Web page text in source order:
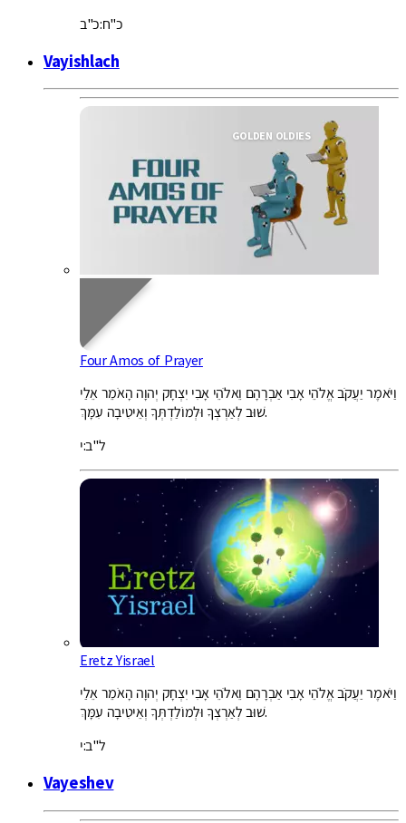
כ"ח:כ"ב
Vayishlach
GOLDEN OLDIES
Four Amos of Prayer
וַיֹּאמֶר יַעֲקֹב אֱלֹהֵי אָבִי אַבְרָהָם וֵאלֹהֵי אָבִי יִצְחָק יְהוָה הָאֹמֵר אֵלַי
שׁוּב לְאַרְצְךָ וּלְמוֹלַדְתְּךָ וְאֵיטִיבָה עִמָּךְ.
ל"ב:י
Eretz Yisrael
וַיֹּאמֶר יַעֲקֹב אֱלֹהֵי אָבִי אַבְרָהָם וֵאלֹהֵי אָבִי יִצְחָק יְהוָה הָאֹמֵר אֵלַי
שׁוּב לְאַרְצְךָ וּלְמוֹלַדְתְּךָ וְאֵיטִיבָה עִמָּךְ.
ל"ב:י
Vayeshev